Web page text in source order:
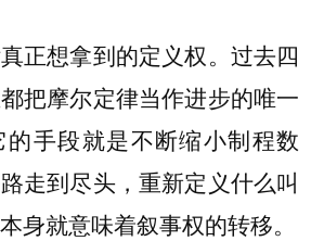
正想拿到的定义权。过去四
把摩尔定律当作进步的唯一
手段就是不断缩小制程数
走到尽头，重新定义什么叫
身就意味着叙事权的转移。